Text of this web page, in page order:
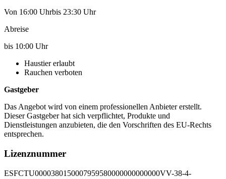
Von 16:00 Uhrbis 23:30 Uhr
Abreise
bis 10:00 Uhr
Haustier erlaubt
Rauchen verboten
Gastgeber
Das Angebot wird von einem professionellen Anbieter erstellt.
Dieser Gastgeber hat sich verpflichtet, Produkte und
Dienstleistungen anzubieten, die den Vorschriften des EU-Rechts
entsprechen.
Lizenznummer
ESFCTU0000380150007959580000000000000VV-38-4-